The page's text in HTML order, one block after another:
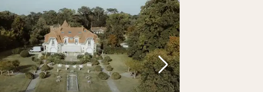
bild
Nästa bild